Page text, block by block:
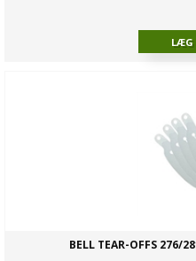
BELL TEAR-OFFS 276/